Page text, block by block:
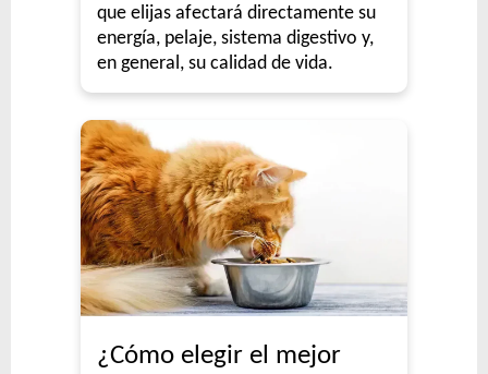
que elijas afectará directamente su
energía, pelaje, sistema digestivo y,
en general, su calidad de vida.
¿Cómo elegir el mejor